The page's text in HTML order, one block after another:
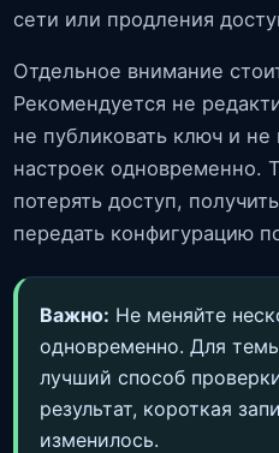
сети или продления
Отдельное внимание
Рекомендуется не
не публиковать ключ и не
настроек одновременно.
потерять доступ,
передать конфигурацию
Важно: Не меняйте
одновременно. Для
лучший способ
результат, короткая
изменилось.